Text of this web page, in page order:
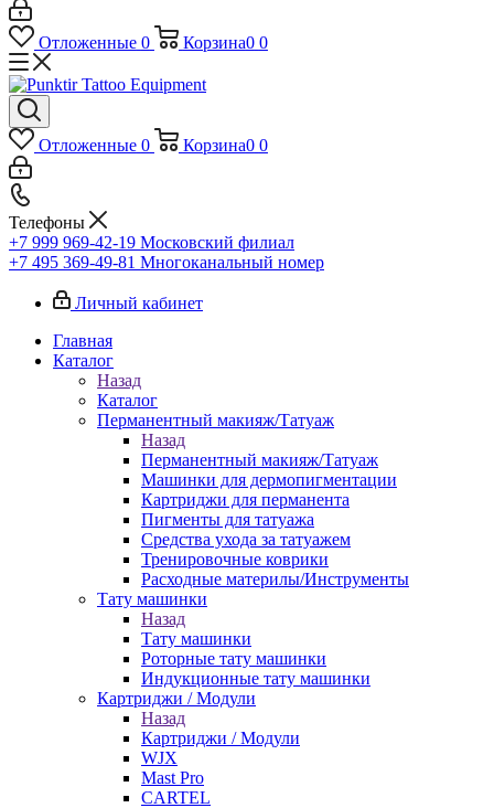
Отложенные 0 Корзина0 0
Отложенные 0 Корзина0 0
Телефоны
+7 999 969-42-19 Московский филиал
+7 495 369-49-81 Многоканальный номер
Личный кабинет
Главная
Каталог
Назад
Каталог
Перманентный макияж/Татуаж
Назад
Перманентный макияж/Татуаж
Машинки для дермопигментации
Картриджи для перманента
Пигменты для татуажа
Средства ухода за татуажем
Тренировочные коврики
Расходные материлы/Инструменты
Тату машинки
Назад
Тату машинки
Роторные тату машинки
Индукционные тату машинки
Картриджи / Модули
Назад
Картриджи / Модули
WJX
Mast Pro
CARTEL